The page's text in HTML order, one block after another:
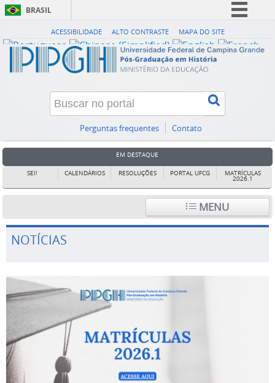
BRASIL
Simplifique!
Comunica BR
Participe
Legislação
Canais
ACESSIBILIDADE ALTO CONTRASTE MAPA DO SITE
Perguntas frequentes Contato
EM DESTAQUE
SEI! CALENDÁRIOS RESOLUÇÕES PORTAL UFCG MATRÍCULAS
2026.1
MENU
NOTÍCIAS